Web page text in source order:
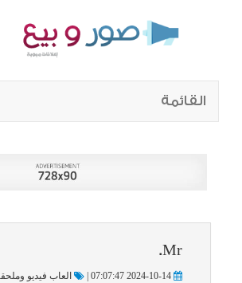
القائمة
العاب فيديو وملحقاتها - |